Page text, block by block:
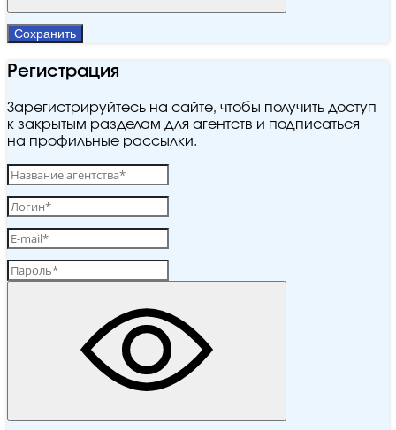
Сохранить
Регистрация
Зарегистрируйтесь на сайте, чтобы получить доступ
к закрытым разделам для агентств и подписаться
на профильные рассылки.